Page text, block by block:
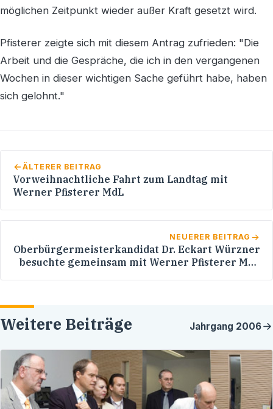
möglichen Zeitpunkt wieder außer Kraft gesetzt wird.
Pfisterer zeigte sich mit diesem Antrag zufrieden: "Die
Arbeit und die Gespräche, die ich in den vergangenen
Wochen in dieser wichtigen Sache geführt habe, haben
sich gelohnt."
ÄLTERER BEITRAG
Vorweihnachtliche Fahrt zum Landtag mit
Werner Pfisterer MdL
NEUERER BEITRAG
Oberbürgermeisterkandidat Dr. Eckart Würzner
besuchte gemeinsam mit Werner Pfisterer MdL
Weitere Beiträge Jahrgang 2006